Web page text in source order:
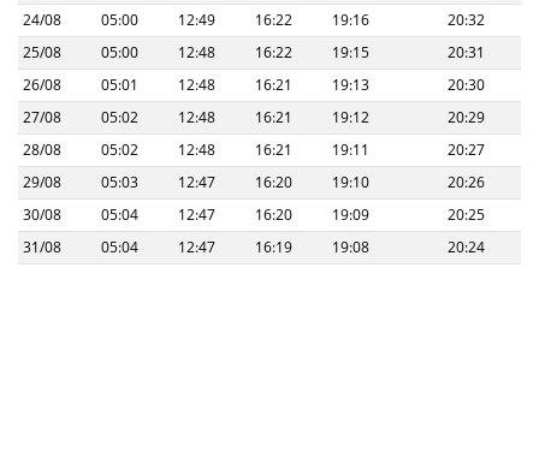
24/08
05:00 12:49 16:22 19:16
20:32
25/08
05:00 12:48 16:22 19:15
20:31
26/08
05:01 12:48 16:21 19:13
20:30
27/08
05:02 12:48 16:21 19:12
20:29
28/08
05:02 12:48 16:21 19:11
20:27
29/08
05:03 12:47 16:20 19:10
20:26
30/08
05:04 12:47 16:20 19:09
20:25
31/08
05:04 12:47 16:19 19:08 20:24